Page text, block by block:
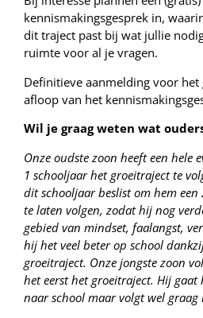
kennismakingsgesprek in,
dit traject past bij wat jullie
ruimte voor al je vragen.
Definitieve aanmelding voor
afloop van het
Wil je graag weten wat
Onze oudste zoon heeft een hele
1 schooljaar het groeitraject te
dit schooljaar beslist om hem
te laten volgen, zodat hij nog
gebied van mindset, faalangst,
hij het veel beter op school
groeitraject. Onze jongste zoon
het eerst het groeitraject. Hij gaat
naar school maar volgt wel graag